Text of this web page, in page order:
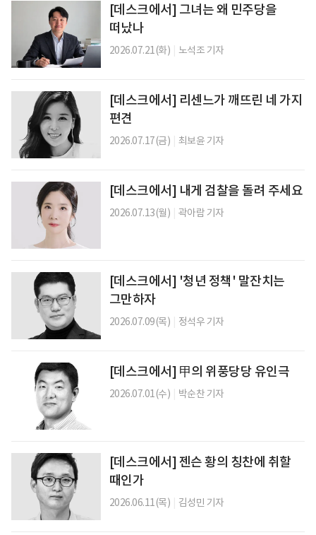
[데스크에서] 그녀는 왜 민주당을
떠났나
2026.07.21(화) 노석조 기자
[데스크에서] 리센느가 깨뜨린 네 가지
편견
2026.07.17(금) 최보윤 기자
[데스크에서] 내게 검찰을 돌려 주세요
2026.07.13(월) 곽아람 기자
[데스크에서] '청년 정책' 말잔치는
그만하자
2026.07.09(목) 정석우 기자
[데스크에서] 甲의 위풍당당 유인극
2026.07.01(수) 박순찬 기자
[데스크에서] 젠슨 황의 칭찬에 취할
때인가
2026.06.11(목) 김성민 기자